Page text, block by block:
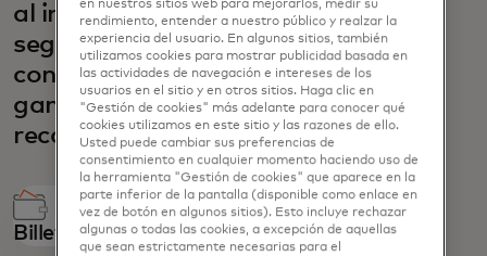
al instante, en cuestión de
segundos, con un servicio de
confianza, para una amplia
gama de casos de uso de
recargas:
Billetera digital
en nuestros sitios web para mejorarlos, medir su
rendimiento, entender a nuestro público y realzar la
experiencia del usuario. En algunos sitios, también
utilizamos cookies para mostrar publicidad basada en
las actividades de navegación e intereses de los
usuarios en el sitio y en otros sitios. Haga clic en
"Gestión de cookies" más adelante para conocer qué
cookies utilizamos en este sitio y las razones de ello.
Usted puede cambiar sus preferencias de
consentimiento en cualquier momento haciendo uso de
la herramienta "Gestión de cookies" que aparece en la
parte inferior de la pantalla (disponible como enlace en
vez de botón en algunos sitios). Esto incluye rechazar
algunas o todas las cookies, a excepción de aquellas
que sean estrictamente necesarias para el